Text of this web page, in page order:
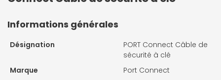
Informations générales
Désignation
PORT Connect Câble de
sécurité à clé
Marque
Port Connect